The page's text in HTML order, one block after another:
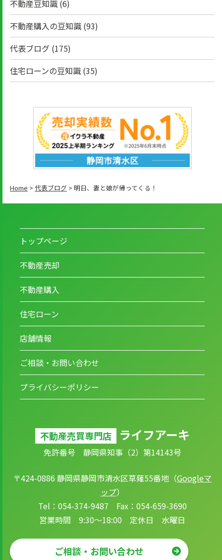
不動産豆知識 (6)
不動産購入の豆知識 (93)
代表ブログ (175)
住宅ローンの豆知識 (35)
Home > 代表ブログ > 明日、妻と娘が帰ってくる！
トップページ
不動産売却
不動産購入
住宅ローン
店舗情報
ご相談・お問い合わせ
プライバシーポリシー
不動産売買専門店 ライフアーキ
免許番号 静岡県知事（2）第14143号
〒424-0886 静岡県静岡市清水区草薙55番地（Googleマ
ップ）
Tel：054-374-9487 Fax：054-659-3690
営業時間 9:30～18:00 定休日 水曜日
ご相談・お問い合わせ